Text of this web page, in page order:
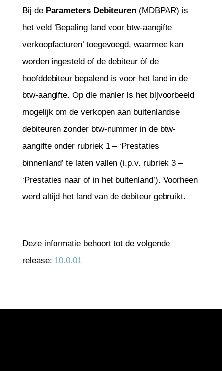
Bij de Parameters Debiteuren(MDBPAR) is
het veld ‘Bepaling land voor btw-aangifte
verkoopfacturen’ toegevoegd, waarmee kan
worden ingesteld of de debiteur òf de
hoofddebiteur bepalend is voor het land in de
btw-aangifte. Op die manier is het bijvoorbeeld
mogelijk om de verkopen aan buitenlandse
debiteuren zonder btw-nummer in de btw-
aangifte onder rubriek 1 – ‘Prestaties
binnenland’ te laten vallen (i.p.v. rubriek 3 –
‘Prestaties naar of in het buitenland’). Voorheen
werd altijd het land van de debiteur gebruikt.
Deze informatie behoort tot de volgende
release: 10.0.01